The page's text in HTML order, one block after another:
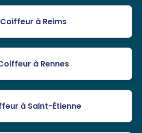
Coiffeur à Reims
à Rennes
à Saint-Étienne